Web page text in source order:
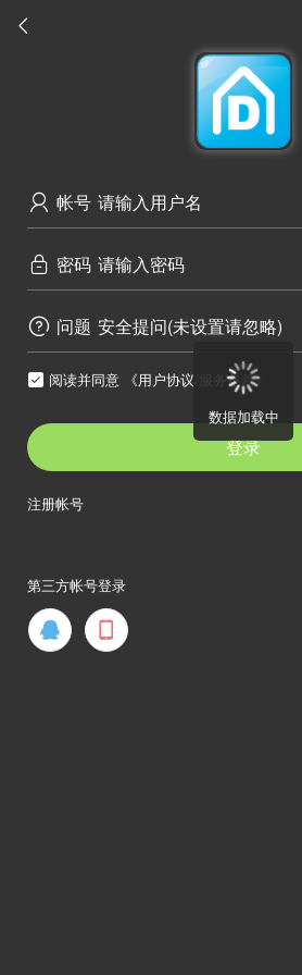
数据加载中

 帐号
 密码
 问题 安全提问(未设置请忽略)
 阅读并同意 《用户协议/服务条款》
登录
注册帐号
第三方帐号登录
 